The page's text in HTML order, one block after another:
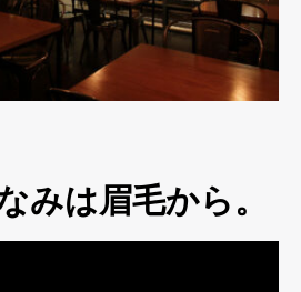
みは眉毛から。